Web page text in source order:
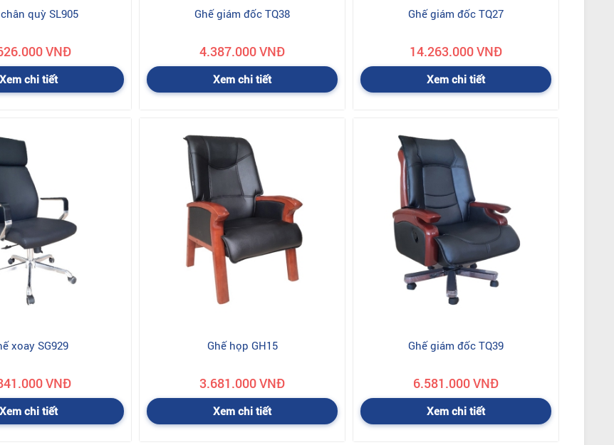
quỳ SL905
VNĐ
Xem chi tiết
Ghế giám đốc TQ38
4.387.000 VNĐ
Xem chi tiết
Ghế giám đốc TQ27
14.263.000 VNĐ
Xem chi tiết
xoay SG929
VNĐ
Xem chi tiết
Ghế họp GH15
3.681.000 VNĐ
Xem chi tiết
Ghế giám đốc TQ39
6.581.000 VNĐ
Xem chi tiết